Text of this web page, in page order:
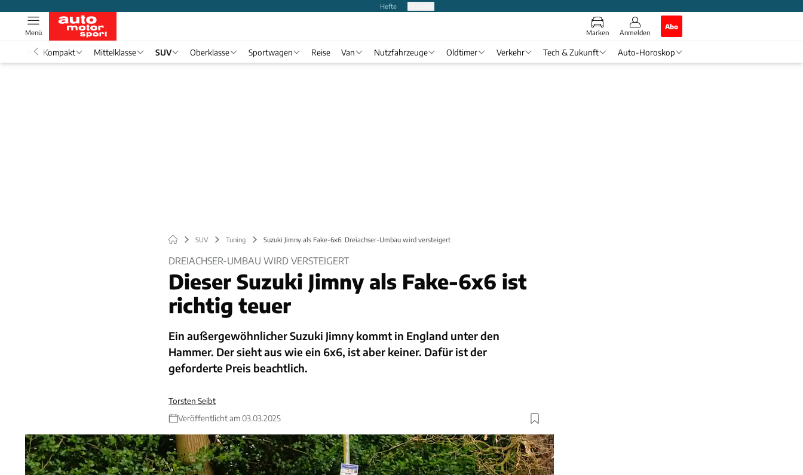
Hefte
Marken Anmelden
Abo
Menü
Kompakt Mittelklasse SUV Oberklasse Sportwagen Reise Van Nutzfahrzeuge Oldtimer Verkehr Tech & Zukunft Auto-Horoskop
SUV Tuning Suzuki Jimny als Fake-6x6: Dreiachser-Umbau wird versteigert
DREIACHSER-UMBAU WIRD VERSTEIGERT
Dieser Suzuki Jimny als Fake-6x6 ist
richtig teuer
Ein außergewöhnlicher Suzuki Jimny kommt in England unter den
Hammer. Der sieht aus wie ein 6x6, ist aber keiner. Dafür ist der
geforderte Preis beachtlich.
Torsten Seibt
Veröffentlicht am 03.03.2025